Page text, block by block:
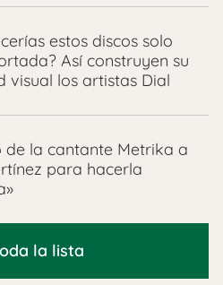
estos discos solo
Así construyen su
visual los artistas Dial
de la cantante Metrika a
para hacerla
la lista